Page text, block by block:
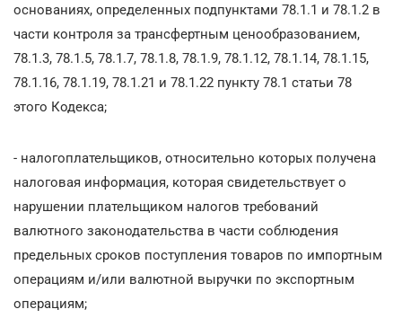
основаниях, определенных подпунктами 78.1.1 и 78.1.2 в
части контроля за трансфертным ценообразованием,
78.1.3, 78.1.5, 78.1.7, 78.1.8, 78.1.9, 78.1.12, 78.1.14, 78.1.15,
78.1.16, 78.1.19, 78.1.21 и 78.1.22 пункту 78.1 статьи 78
этого Кодекса;
- налогоплательщиков, относительно которых получена
налоговая информация, которая свидетельствует о
нарушении плательщиком налогов требований
валютного законодательства в части соблюдения
предельных сроков поступления товаров по импортным
операциям и/или валютной выручки по экспортным
операциям;